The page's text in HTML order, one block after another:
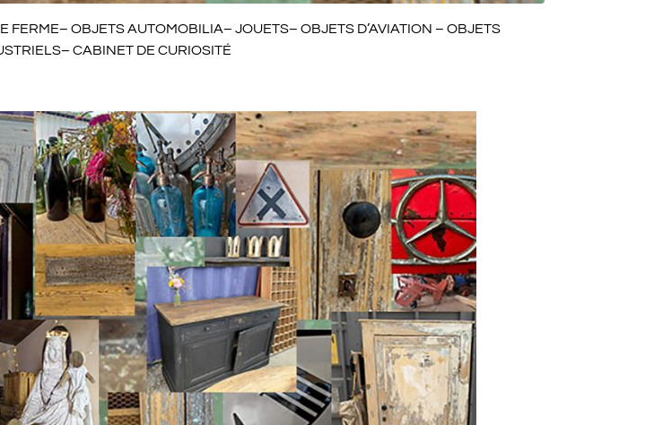
OBJETS AUTOMOBILIA– JOUETS– OBJETS D’AVIATION – OBJETS
CABINET DE CURIOSITÉ